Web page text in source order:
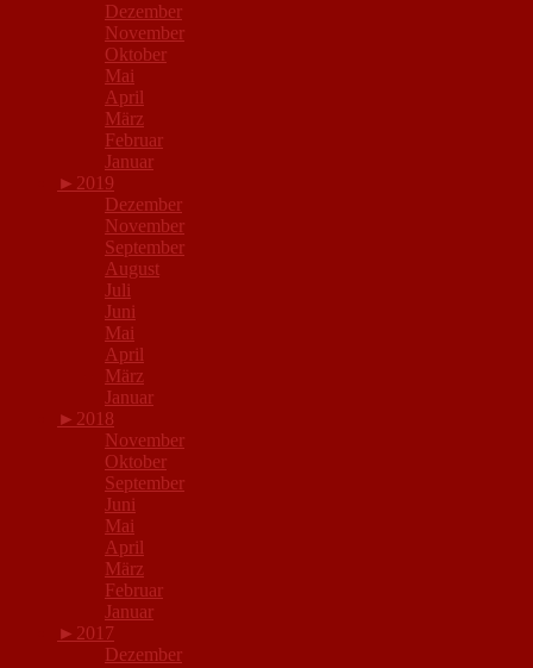
Dezember
November
Oktober
Mai
April
März
Februar
Januar
► 2019
Dezember
November
September
August
Juli
Juni
Mai
April
März
Januar
► 2018
November
Oktober
September
Juni
Mai
April
März
Februar
Januar
► 2017
Dezember